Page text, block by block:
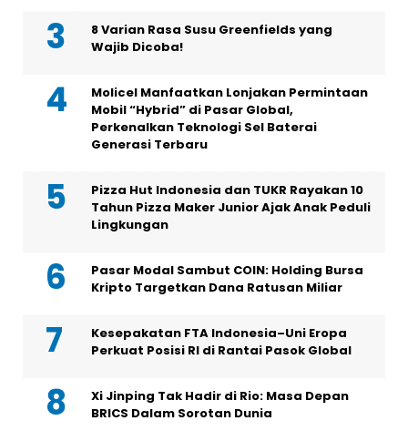
8 Varian Rasa Susu Greenfields yang
Wajib Dicoba!
Molicel Manfaatkan Lonjakan Permintaan
Mobil “Hybrid” di Pasar Global,
Perkenalkan Teknologi Sel Baterai
Generasi Terbaru
Pizza Hut Indonesia dan TUKR Rayakan 10
Tahun Pizza Maker Junior Ajak Anak Peduli
Lingkungan
Pasar Modal Sambut COIN: Holding Bursa
Kripto Targetkan Dana Ratusan Miliar
Kesepakatan FTA Indonesia–Uni Eropa
Perkuat Posisi RI di Rantai Pasok Global
Xi Jinping Tak Hadir di Rio: Masa Depan
BRICS Dalam Sorotan Dunia